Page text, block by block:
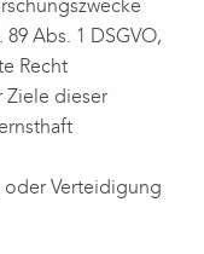
Abs. 1 DSGVO,
Recht
Ziele dieser
Verteidigung